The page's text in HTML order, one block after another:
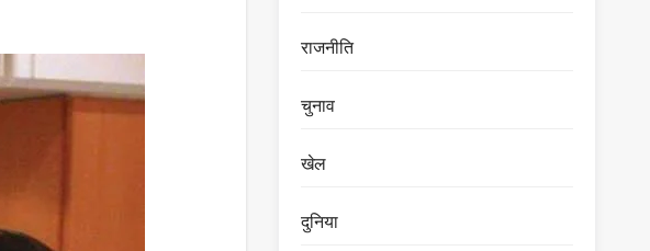
राजनीति
चुनाव
खेल
दुनिया